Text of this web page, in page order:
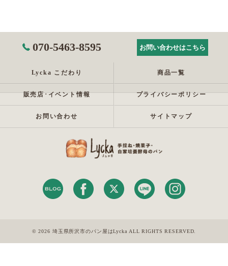
070-5463-8595 お問い合わせはこちら
Lycka こだわり 商品一覧
販売店･イベント情報 プライバシーポリシー
お問い合わせ サイトマップ
© 2026 埼玉県所沢市のパン屋はLycka ALL RIGHTS RESERVED.